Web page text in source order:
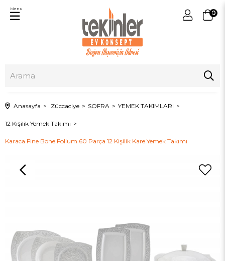
0
Menu
Anasayfa Züccaciye SOFRA YEMEK TAKIMLARI
12 Kişilik Yemek Takımı
Karaca Fine Bone Folium 60 Parça 12 Kişilik Kare Yemek Takımı